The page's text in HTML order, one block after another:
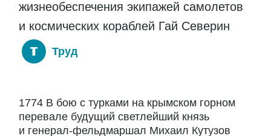
жизнеобеспечения экипажей самолетов
и космических кораблей Гай Северин
Труд
1774 В бою с турками на крымском горном
перевале будущий светлейший князь
и генерал-фельдмаршал Михаил Кутузов